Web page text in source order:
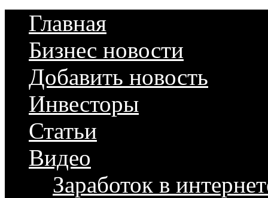
Главная
Бизнес новости
Добавить новость
Инвесторы
Статьи
Видео
Заработок в